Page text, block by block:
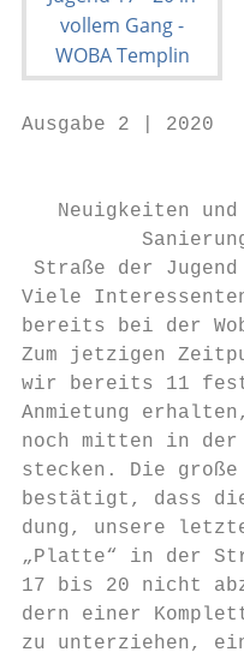
Ausgabe 2 | 2020
Neuigkeiten
Straße der
Viele
bereits bei der
Zum jetzigen
wir bereits 11
Anmietung
noch mitten in der
stecken. Die große
bestätigt, dass
dung, unsere
„Platte“ in der
17 bis 20 nicht
dern einer
zu unterziehen,